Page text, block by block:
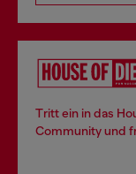
Tritt ein in das
Community und